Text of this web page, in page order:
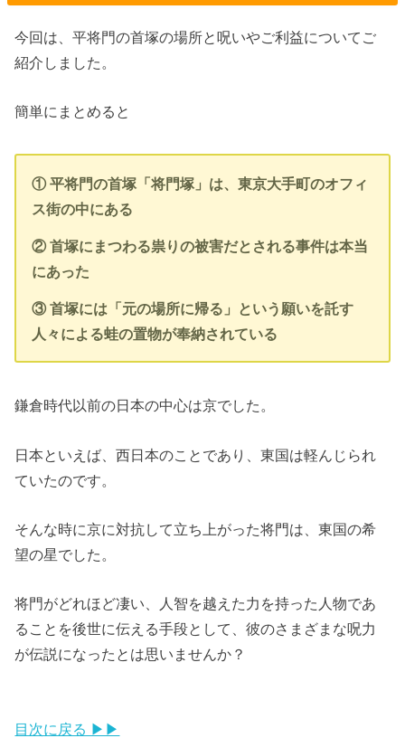
今回は、平将門の首塚の場所と呪いやご利益についてご
紹介しました。
簡単にまとめると
① 平将門の首塚「将門塚」は、東京大手町のオフィ
ス街の中にある
② 首塚にまつわる祟りの被害だとされる事件は本当
にあった
③ 首塚には「元の場所に帰る」という願いを託す
人々による蛙の置物が奉納されている
鎌倉時代以前の日本の中心は京でした。
日本といえば、西日本のことであり、東国は軽んじられ
ていたのです。
そんな時に京に対抗して立ち上がった将門は、東国の希
望の星でした。
将門がどれほど凄い、人智を越えた力を持った人物であ
ることを後世に伝える手段として、彼のさまざまな呪力
が伝説になったとは思いませんか？
目次に戻る ▶▶